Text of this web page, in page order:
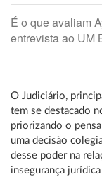
É o que avaliam
entrevista ao UM
O Judiciário,
tem se destacado
priorizando o
uma decisão
desse poder na
insegurança